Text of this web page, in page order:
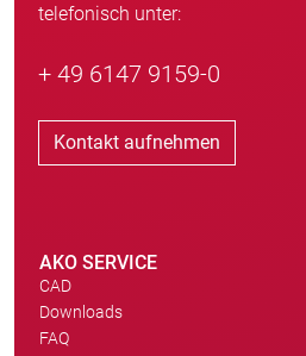
telefonisch unter:
+ 49 6147 9159-0
Kontakt aufnehmen
AKO SERVICE
CAD
Downloads
FAQ